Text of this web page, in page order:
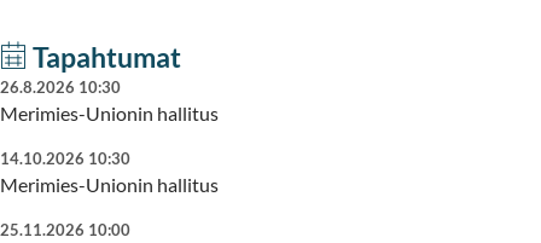
Tapahtumat
26.8.2026 10:30
Merimies-Unionin hallitus
14.10.2026 10:30
Merimies-Unionin hallitus
25.11.2026 10:00